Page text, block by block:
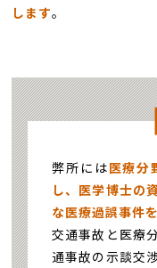
します。
弊所には医療分
し、医学博士の
な医療過誤事件
交通事故と医療
通事故の示談交